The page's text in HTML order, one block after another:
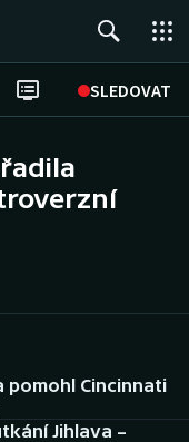
SLEDOVAT
pomohl Cincinnati
Jihlava –